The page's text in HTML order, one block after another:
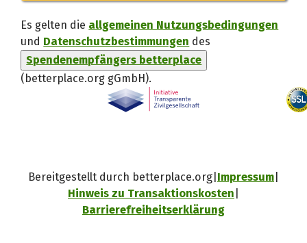
Es gelten die allgemeinen Nutzungsbedingungen
und Datenschutzbestimmungen des
Spendenempfängers betterplace
(betterplace.org gGmbH).
Bereitgestellt durch betterplace.org Impressum
Hinweis zu Transaktionskosten
Barrierefreiheitserklärung